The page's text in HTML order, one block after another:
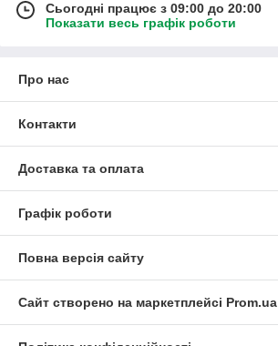
Сьогодні працює з 09:00 до 20:00
Показати весь графік роботи
Про нас
Контакти
Доставка та оплата
Графік роботи
Повна версія сайту
Сайт створено на маркетплейсі Prom.ua